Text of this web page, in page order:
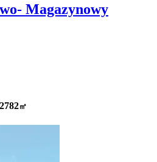
Magazynowy
㎡